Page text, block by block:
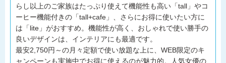
らし以上のご家族はたっぷり使えて機能性も高い「tall」やコ
ーヒー機能付きの「tall+cafe」、さらにお得に使いたい方に
は「lite」がおすすめ。機能性が高く、おしゃれで使い勝手の
良いデザインは、インテリアにも最適です。
最安2,750円～の月々定額で使い放題な上に、WEB限定のキ
ャンペーンも実施中でお得に使えるのが魅力的。人気女優の